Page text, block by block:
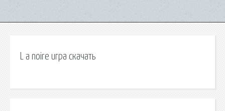
L a noire игра скачать